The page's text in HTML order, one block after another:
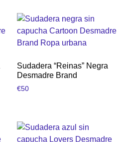
Sudadera “Reinas” Negra
Desmadre Brand
€50